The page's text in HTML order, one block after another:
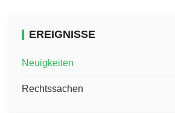
EREIGNISSE
Neuigkeiten
Rechtssachen